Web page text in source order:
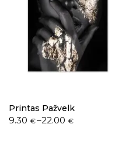
Printas Pažvelk
9.30 €–22.00€